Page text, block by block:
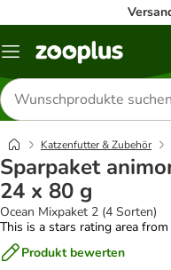
Menü
Produkte
suchen
Katzenfutter & Zubehör
Sparpaket
24 x 80 g
Ocean Mixpaket 2 (4 Sorten)
This is a stars rating area
Produkt bewerten